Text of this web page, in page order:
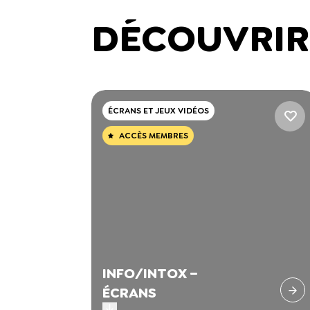
ÉCRANS ET JEUX VIDÉOS
ACCÈS MEMBRES
INFO/INTOX –
ÉCRANS